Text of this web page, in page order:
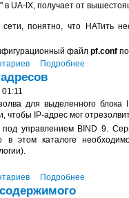
UA-IX, получает от
сети, понятно, что НАТить
файл pf.conf
Подробнее
для выделенного
чтобы IP-адрес мог
управлением BIND 9.
в этом каталоге
Подробнее